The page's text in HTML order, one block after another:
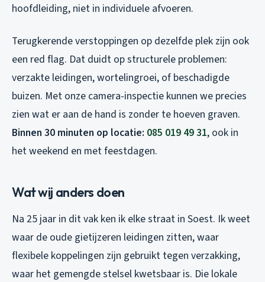
hoofdleiding, niet in individuele afvoeren.
Terugkerende verstoppingen op dezelfde plek zijn ook
een red flag. Dat duidt op structurele problemen:
verzakte leidingen, wortelingroei, of beschadigde
buizen. Met onze camera-inspectie kunnen we precies
zien wat er aan de hand is zonder te hoeven graven.
Binnen 30 minuten op locatie: 085 019 49 31, ook in
het weekend en met feestdagen.
Wat wij anders doen
Na 25 jaar in dit vak ken ik elke straat in Soest. Ik weet
waar de oude gietijzeren leidingen zitten, waar
flexibele koppelingen zijn gebruikt tegen verzakking,
waar het gemengde stelsel kwetsbaar is. Die lokale